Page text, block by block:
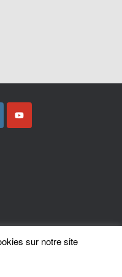
sur notre site